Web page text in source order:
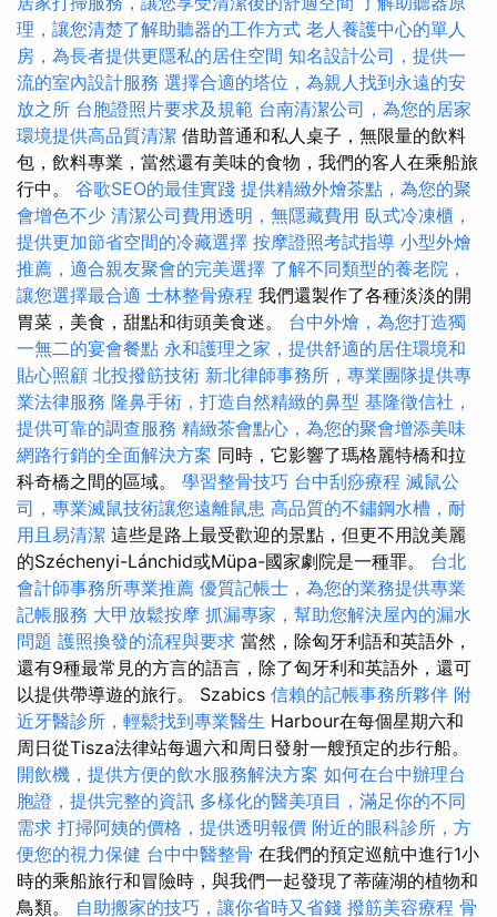
理，讓您清楚了解助聽器的工作方式 老人養護中心的單人
房，為長者提供更隱私的居住空間 知名設計公司，提供一
流的室內設計服務 選擇合適的塔位，為親人找到永遠的安
放之所 台胞證照片要求及規範 台南清潔公司，為您的居家
環境提供高品質清潔 借助普通和私人桌子，無限量的飲料
包，飲料專業，當然還有美味的食物，我們的客人在乘船旅
行中。 谷歌SEO的最佳實踐 提供精緻外燴茶點，為您的聚
會增色不少 清潔公司費用透明，無隱藏費用 臥式冷凍櫃，
提供更加節省空間的冷藏選擇 按摩證照考試指導 小型外燴
推薦，適合親友聚會的完美選擇 了解不同類型的養老院，
讓您選擇最合適 士林整骨療程 我們還製作了各種淡淡的開
胃菜，美食，甜點和街頭美食迷。 台中外燴，為您打造獨
一無二的宴會餐點 永和護理之家，提供舒適的居住環境和
貼心照顧 北投撥筋技術 新北律師事務所，專業團隊提供專
業法律服務 隆鼻手術，打造自然精緻的鼻型 基隆徵信社，
提供可靠的調查服務 精緻茶會點心，為您的聚會增添美味
網路行銷的全面解決方案 同時，它影響了瑪格麗特橋和拉
科奇橋之間的區域。 學習整骨技巧 台中刮痧療程 滅鼠公
司，專業滅鼠技術讓您遠離鼠患 高品質的不鏽鋼水槽，耐
用且易清潔 這些是路上最受歡迎的景點，但更不用說美麗
的Széchenyi-Lánchid或Müpa-國家劇院是一種罪。 台北
會計師事務所專業推薦 優質記帳士，為您的業務提供專業
記帳服務 大甲放鬆按摩 抓漏專家，幫助您解決屋內的漏水
問題 護照換發的流程與要求 當然，除匈牙利語和英語外，
還有9種最常見的方言的語言，除了匈牙利和英語外，還可
以提供帶導遊的旅行。 Szabics 信賴的記帳事務所夥伴 附
近牙醫診所，輕鬆找到專業醫生 Harbour在每個星期六和
周日從Tisza法律站每週六和周日發射一艘預定的步行船。
開飲機，提供方便的飲水服務解決方案 如何在台中辦理台
胞證，提供完整的資訊 多樣化的醫美項目，滿足你的不同
需求 打掃阿姨的價格，提供透明報價 附近的眼科診所，方
便您的視力保健 台中中醫整骨 在我們的預定巡航中進行1小
時的乘船旅行和冒險時，與我們一起發現了蒂薩湖的植物和
鳥類。 自助搬家的技巧，讓你省時又省錢 撥筋美容療程 骨